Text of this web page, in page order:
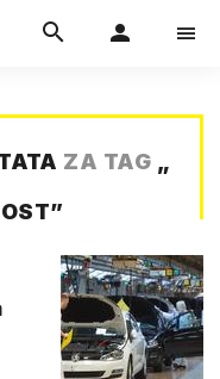
ZA TAG „
”